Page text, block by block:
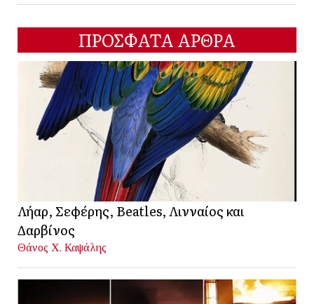
ΠΡΟΣΦΑΤΑ ΑΡΘΡΑ
Λήαρ, Σεφέρης, Beatles, Λινναίος και
Δαρβίνος
Θάνος Χ. Καψάλης